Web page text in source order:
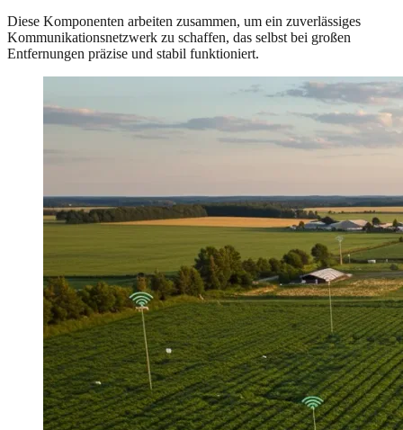
Diese Komponenten arbeiten zusammen, um ein zuverlässiges
Kommunikationsnetzwerk zu schaffen, das selbst bei großen
Entfernungen präzise und stabil funktioniert.